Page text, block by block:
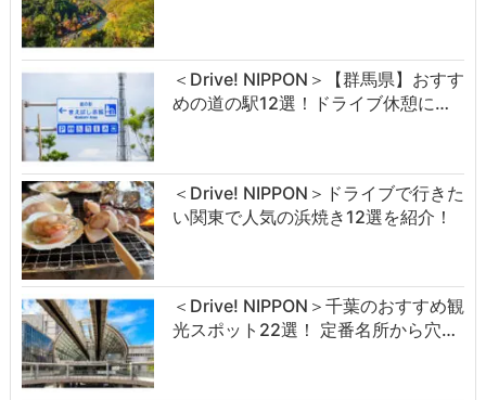
＜Drive! NIPPON＞【群馬県】おすす
めの道の駅12選！ドライブ休憩に…
＜Drive! NIPPON＞ドライブで行きた
い関東で人気の浜焼き12選を紹介！
＜Drive! NIPPON＞千葉のおすすめ観
光スポット22選！ 定番名所から穴…